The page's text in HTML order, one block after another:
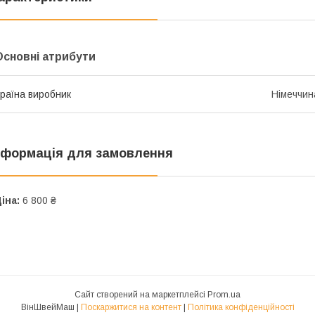
атрибути
виробник
для замовлення
6 800 ₴
Сайт створений на маркетплейсі Prom.ua
Поскаржитися на контент Політика конфіденційності